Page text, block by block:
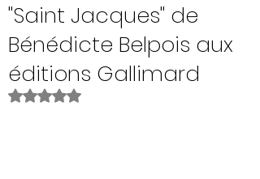
"Saint Jacques" de
Bénédicte Belpois aux
éditions Gallimard
Noté NaN étoiles sur 5.